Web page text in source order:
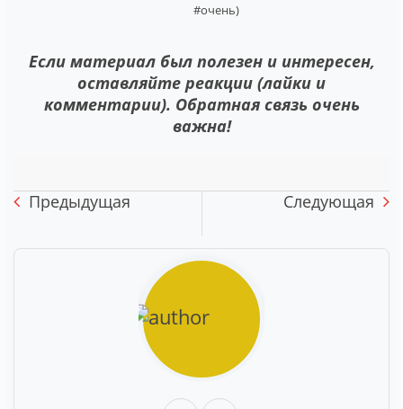
#очень)
Если материал был полезен и интересен,
оставляйте реакции (лайки и
комментарии). Обратная связь очень
важна!
Предыдущая Следующая